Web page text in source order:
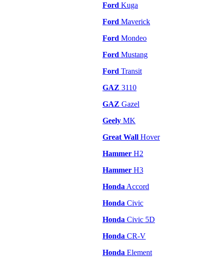
Ford Kuga
Ford Maverick
Ford Mondeo
Ford Mustang
Ford Transit
GAZ 3110
GAZ Gazel
Geely MK
Great Wall Hover
Hammer H2
Hammer H3
Honda Accord
Honda Civic
Honda Civic 5D
Honda CR-V
Honda Element